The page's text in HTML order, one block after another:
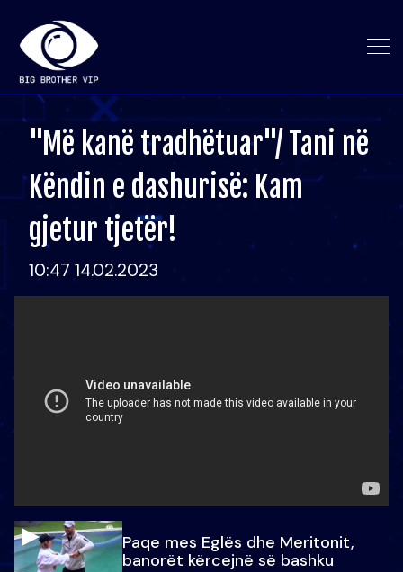
"Më kanë tradhëtuar"/ Tani në
Këndin e dashurisë: Kam
gjetur tjetër!
10:47 14.02.2023
Paqe mes Eglës dhe Meritonit,
banorët kërcejnë së bashku